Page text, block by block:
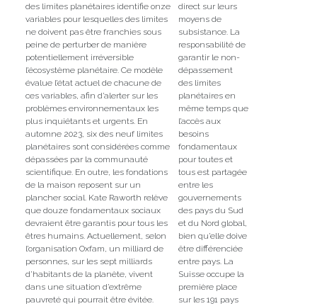
des limites planétaires identifie onze
variables pour lesquelles des limites
ne doivent pas être franchies sous
peine de perturber de manière
potentiellement irréversible
l’écosystème planétaire. Ce modèle
évalue l’état actuel de chacune de
ces variables, afin d’alerter sur les
problèmes environnementaux les
plus inquiétants et urgents. En
automne 2023, six des neuf limites
planétaires sont considérées comme
dépassées par la communauté
scientifique. En outre, les fondations
de la maison reposent sur un
plancher social. Kate Raworth relève
que douze fondamentaux sociaux
devraient être garantis pour tous les
êtres humains. Actuellement, selon
l’organisation Oxfam, un milliard de
personnes, sur les sept milliards
d’habitants de la planète, vivent
dans une situation d’extrême
pauvreté qui pourrait être évitée.
direct sur leurs
moyens de
subsistance. La
responsabilité de
garantir le non-
dépassement
des limites
planétaires en
même temps que
l’accès aux
besoins
fondamentaux
pour toutes et
tous est partagée
entre les
gouvernements
des pays du Sud
et du Nord global,
bien qu’elle doive
être différenciée
entre pays. La
Suisse occupe la
première place
sur les 191 pays